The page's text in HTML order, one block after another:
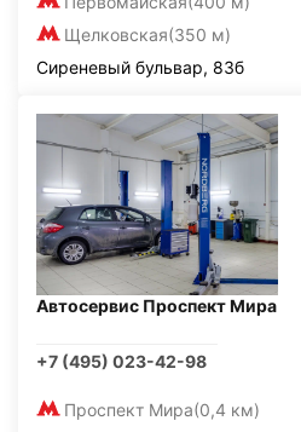
Щелковская(350 м)
Сиреневый бульвар, 83б
Автосервис Проспект Мира
+7 (495) 023-42-98
Проспект Мира(0,4 км)